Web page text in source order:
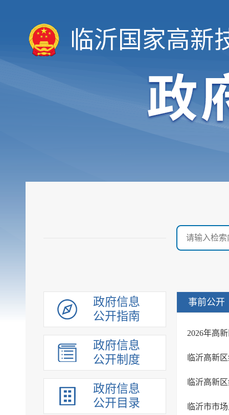
临沂国家高新
政府信息
公开指南
政府信息
公开制度
政府信息
公开目录
事前公开
2026年高
临沂高新
临沂高新
临沂市市